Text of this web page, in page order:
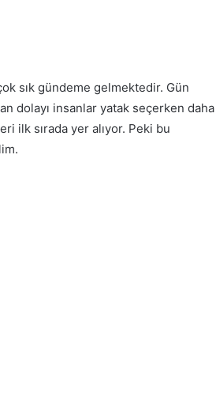
sık gündeme gelmektedir. Gün
dolayı insanlar yatak seçerken daha
ilk sırada yer alıyor. Peki bu